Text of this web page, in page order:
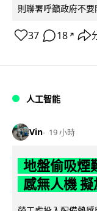
則聯署呼籲政府不要
37 18 ↗
人工智能
Vin 19 小時
地盤偷吸煙
感無人機